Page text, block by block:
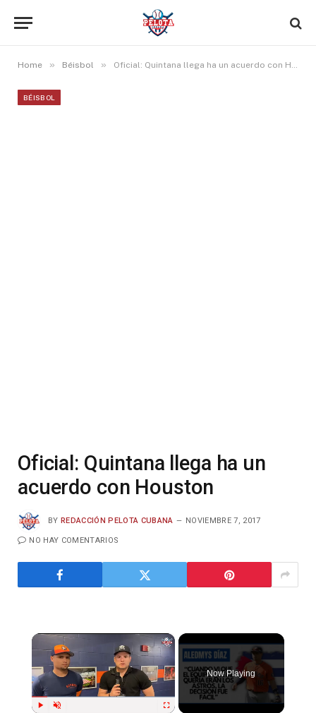
Home » Béisbol » Oficial: Quintana llega ha un acuerdo con Houston
BÉISBOL
Oficial: Quintana llega ha un
acuerdo con Houston
BY REDACCIÓN PELOTA CUBANA NOVIEMBRE 7, 2017
NO HAY COMENTARIOS
×
Now Playing